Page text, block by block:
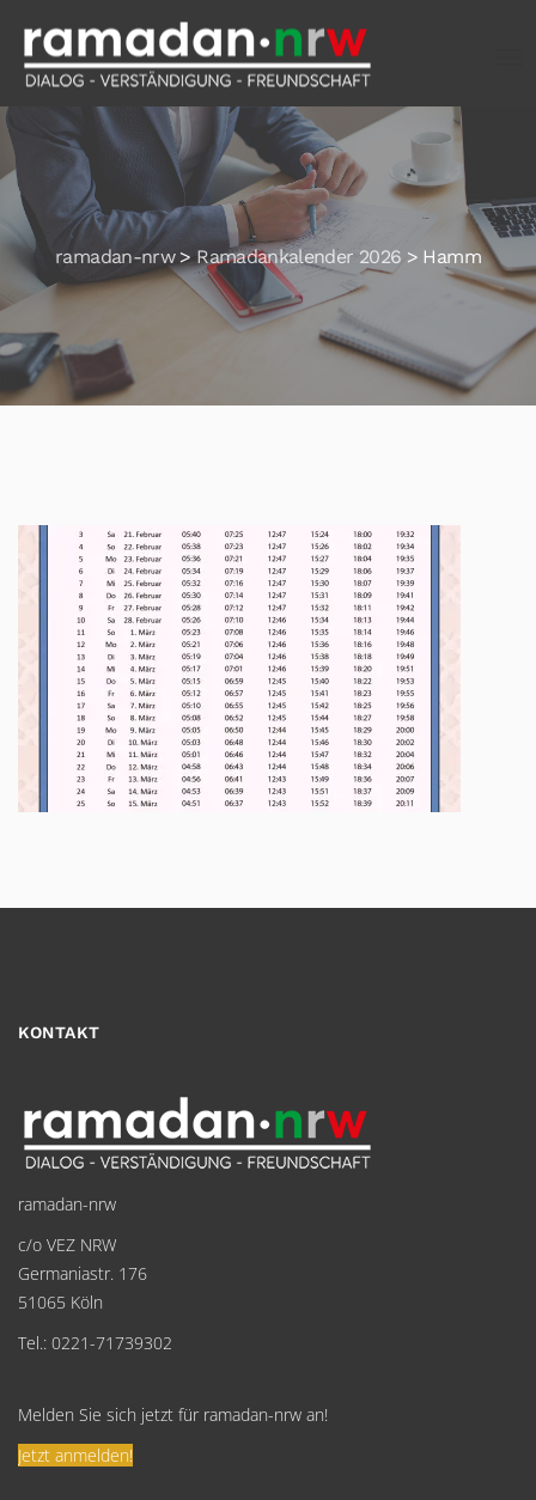
ramadan-nrw> Ramadankalender 2026 > Hamm
KONTAKT
ramadan-nrw
c/o VEZ NRW
Germaniastr. 176
51065 Köln
Tel.: 0221-71739302
Melden Sie sich jetzt für ramadan-nrw an!
Jetzt anmelden!